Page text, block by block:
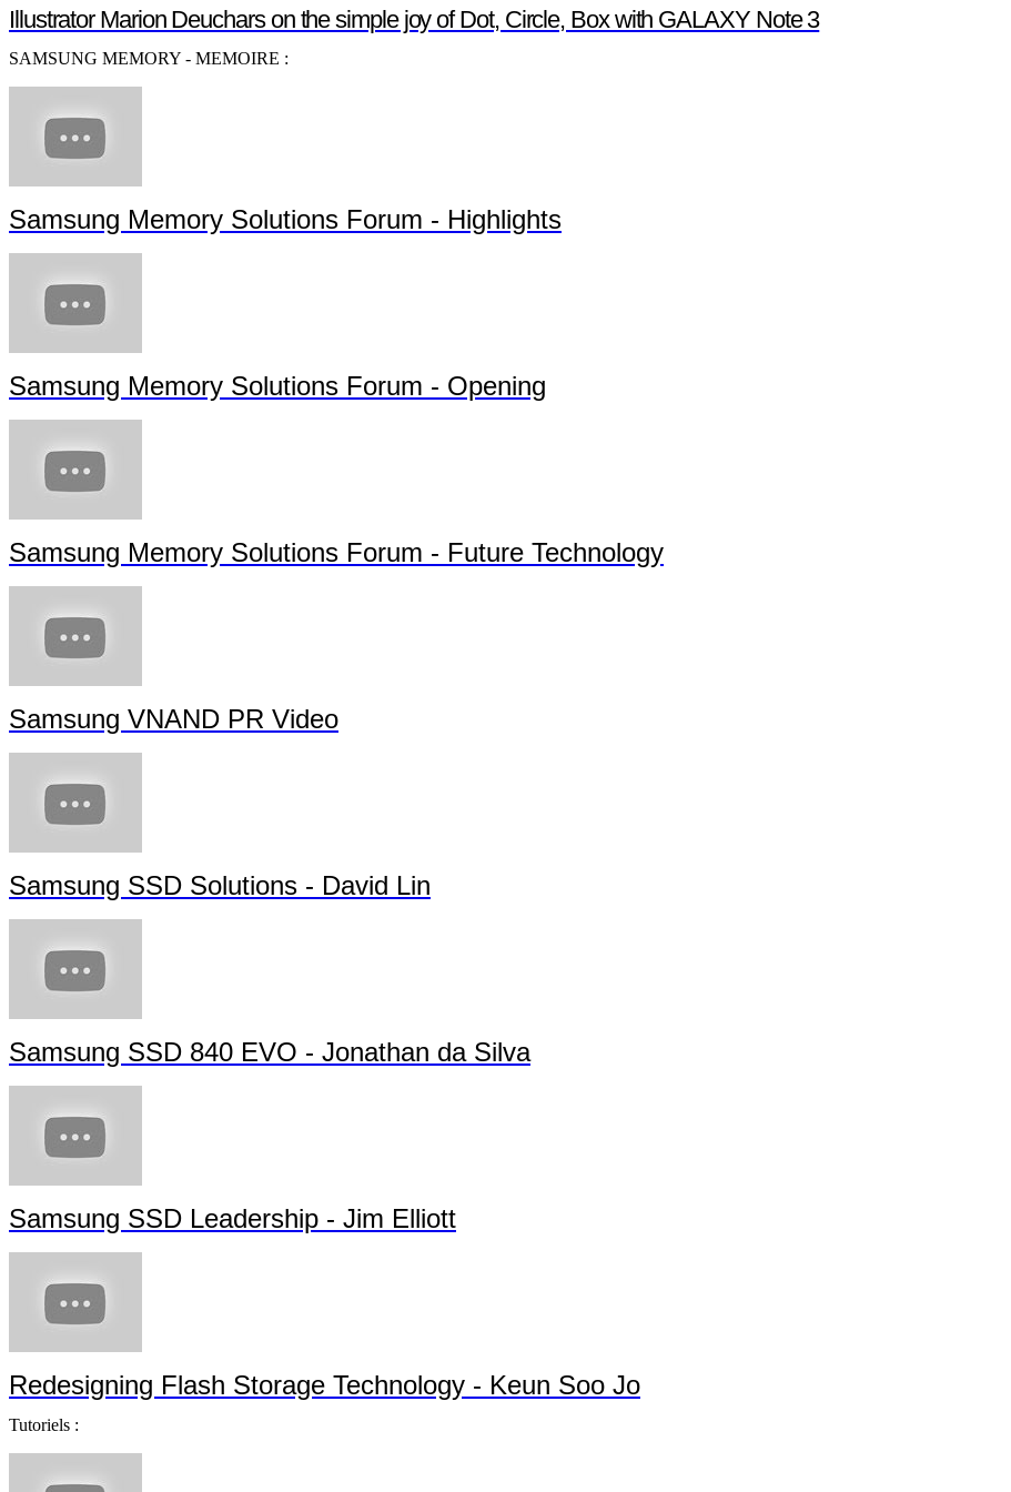
Illustrator Marion Deuchars on the simple joy of Dot, Circle, Box with GALAXY Note 3
SAMSUNG MEMORY - MEMOIRE :
Samsung Memory Solutions Forum - Highlights
Samsung Memory Solutions Forum - Opening
Samsung Memory Solutions Forum - Future Technology
Samsung VNAND PR Video
Samsung SSD Solutions - David Lin
Samsung SSD 840 EVO - Jonathan da Silva
Samsung SSD Leadership - Jim Elliott
Redesigning Flash Storage Technology - Keun Soo Jo
Tutoriels :